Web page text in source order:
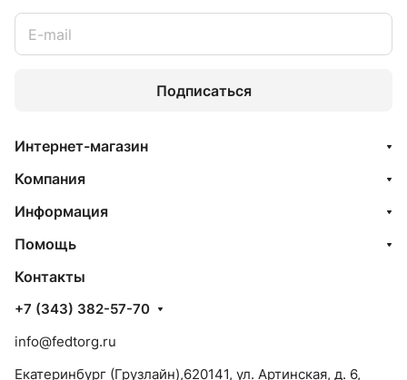
Подписаться
Интернет-магазин
Компания
Информация
Помощь
Контакты
+7 (343) 382-57-70
info@fedtorg.ru
Екатеринбург (Грузлайн),620141, ул. Артинская, д. 6,